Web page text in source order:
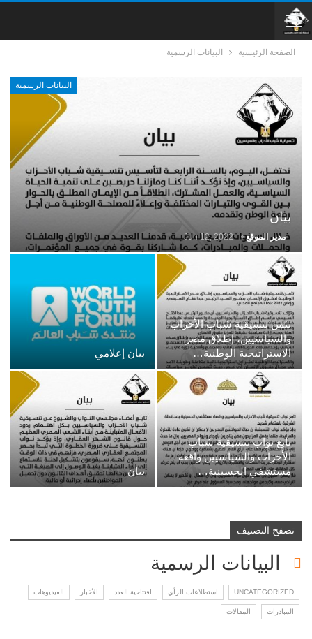
الصفحة الرئيسية البيانات الرسمية
البيانات الرسمية
بيان
مدير الموقع Jun 12, 2022
بيان إعلامي
تثمن تنسيقية شباب الأحزاب
والسياسيين، إطلاق مصر
الاستراتيجية الوطنية…
بيان
تابع نواب تنسيقية شباب
الأحزاب والسياسيين واقعة
مستشفي الحسينية…
تصفح التصنيف
البيانات الرسمية
UNCATEGORIZED استطلاعات الرأي افتتاحية العدد الأخبار الفيديوهات
المبادرات المقالات